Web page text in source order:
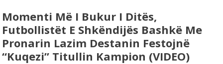
Momenti Më I Bukur I Ditës,
Futbollistët E Shkëndijës Bashkë Me
Pronarin Lazim Destanin Festojnë
“kuqezi” Titullin Kampion (VIDEO)